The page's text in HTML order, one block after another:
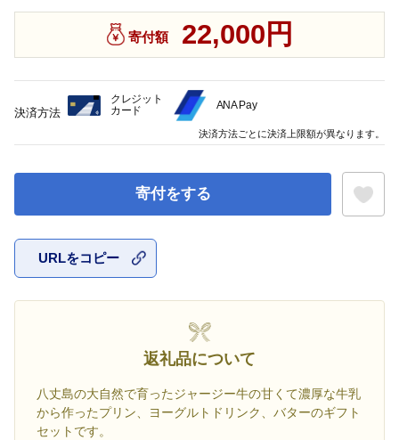
寄付額 22,000円
寄付をする
URLをコピー
返礼品について
八丈島の大自然で育ったジャージー牛の甘くて濃厚な牛乳
から作ったプリン、ヨーグルトドリンク、バターのギフト
セットです。
決済方法
クレジット
カード
ANA Pay
決済方法ごとに決済上限額が異なります。